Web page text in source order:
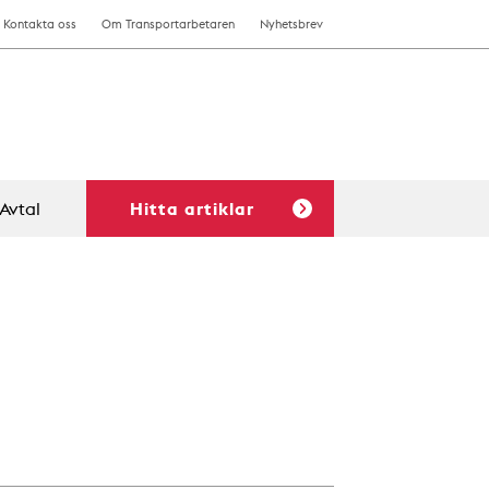
Kontakta oss Om Transportarbetaren Nyhetsbrev
Hitta artiklar